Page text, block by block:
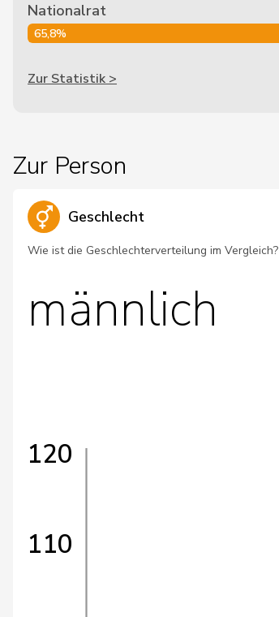
Nationalrat
65,8%
Zur Statistik >
Zur Person
Geschlecht
Wie ist die Geschlechterverteilung im Vergleich?
männlich
110
120